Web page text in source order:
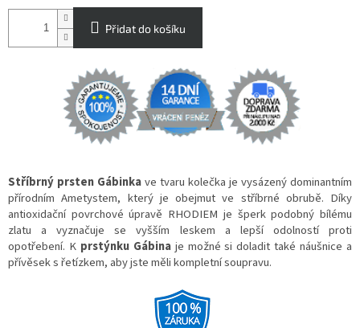
Přidat do košíku
Stříbrný prsten Gábinkave tvaru kolečka je vysázený dominantním
přírodním Ametystem, který je obejmut ve stříbrné obrubě. Díky
antioxidační povrchové úpravě RHODIEM je šperk podobný bílému
zlatu a vyznačuje se vyšším leskem a lepší odolností proti
opotřebení. K prstýnku Gábina je možné si doladit také náušnice a
přívěsek s řetízkem, aby jste měli kompletní soupravu.